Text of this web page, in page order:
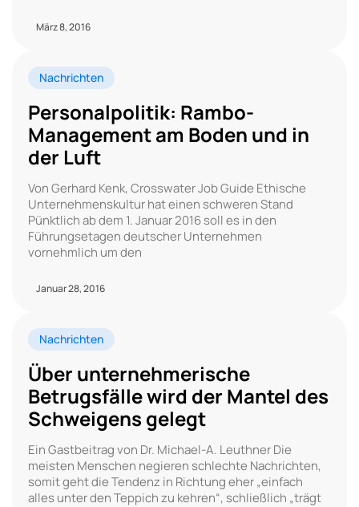
März 8, 2016
Nachrichten
Personalpolitik: Rambo-
Management am Boden und in
der Luft
Von Gerhard Kenk, Crosswater Job Guide Ethische
Unternehmenskultur hat einen schweren Stand
Pünktlich ab dem 1. Januar 2016 soll es in den
Führungsetagen deutscher Unternehmen
vornehmlich um den
Januar 28, 2016
Nachrichten
Über unternehmerische
Betrugsfälle wird der Mantel des
Schweigens gelegt
Ein Gastbeitrag von Dr. Michael-A. Leuthner Die
meisten Menschen negieren schlechte Nachrichten,
somit geht die Tendenz in Richtung eher „einfach
alles unter den Teppich zu kehren“, schließlich „trägt